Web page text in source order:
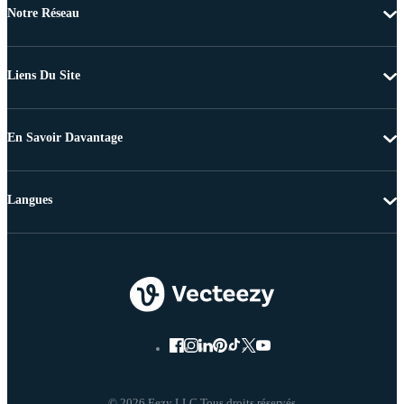
Notre Réseau
Liens Du Site
En Savoir Davantage
Langues